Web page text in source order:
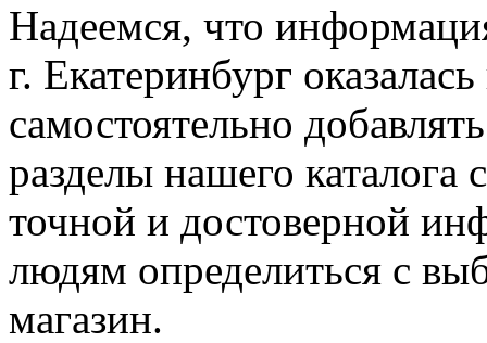
Надеемся, что
г. Екатеринбург
самостоятельно
разделы нашего каталога
точной и достоверной
людям определиться с
магазин.